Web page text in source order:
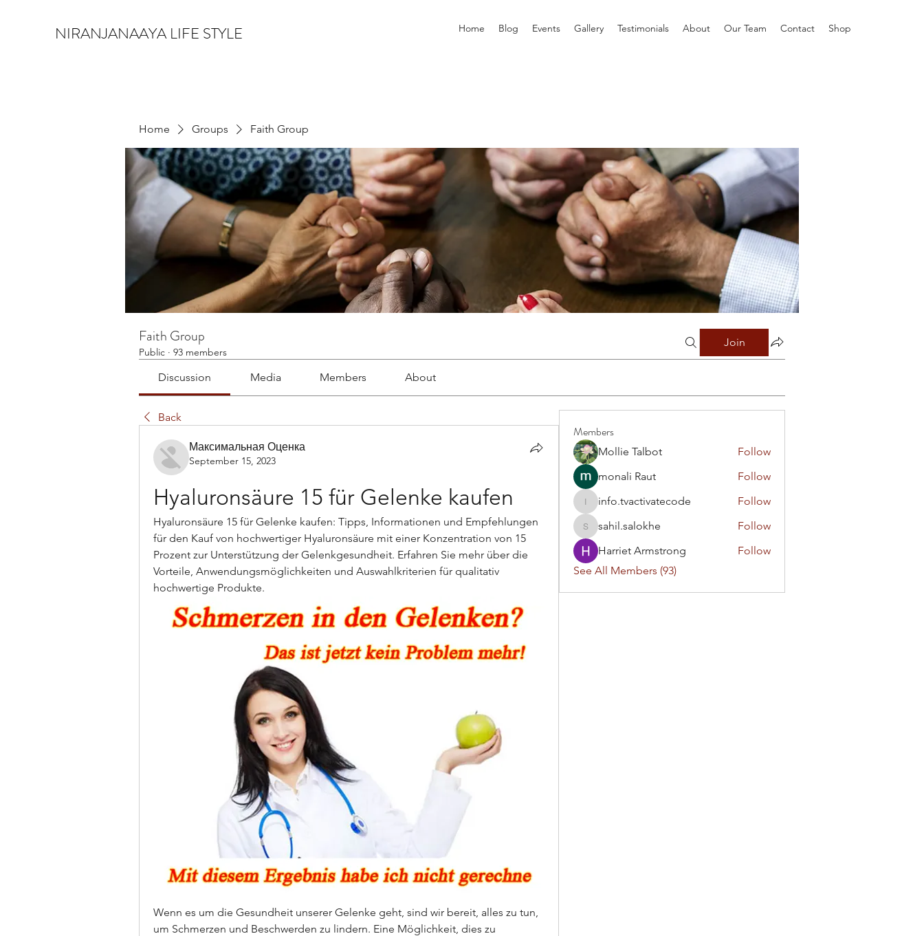
NIRANJANAAYA LIFE STYLE Home Blog Events Gallery Testimonials About Our Team Contact Shop
Home Groups Faith Group
Faith Group
Public · 93 members
Join
Discussion Media Members About
Back
Максимальная Оценка
September 15, 2023
Hyaluronsäure 15 für Gelenke kaufen
Hyaluronsäure 15 für Gelenke kaufen: Tipps, Informationen und Empfehlungen
für den Kauf von hochwertiger Hyaluronsäure mit einer Konzentration von 15
Prozent zur Unterstützung der Gelenkgesundheit. Erfahren Sie mehr über die
Vorteile, Anwendungsmöglichkeiten und Auswahlkriterien für qualitativ
hochwertige Produkte.
Wenn es um die Gesundheit unserer Gelenke geht, sind wir bereit, alles zu tun,
um Schmerzen und Beschwerden zu lindern. Eine Möglichkeit, dies zu
Members
Mollie Talbot
Follow
monali Raut
Follow
info.tvactivatecode
info.tvactivatecode Follow
sahil.salokhe
sahil.salokhe
Follow
Harriet Armstrong
Follow
See All Members (93)